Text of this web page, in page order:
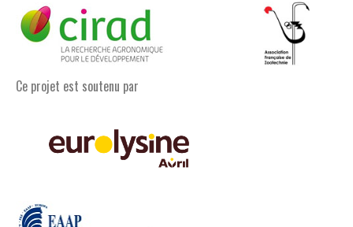
Ce projet est soutenu par